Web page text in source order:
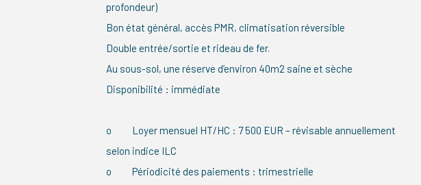
profondeur)
Bon état général, accès PMR, climatisation réversible
Double entrée/sortie et rideau de fer.
Au sous-sol, une réserve d’environ 40m2 saine et sèche
Disponibilité : immédiate
o Loyer mensuel HT/HC : 7 500 EUR – révisable annuellement
selon indice ILC
o Périodicité des paiements : trimestrielle